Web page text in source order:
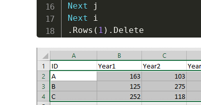
Next
Next
. Rows ( 1 ) .
Application
ScreenUpdating
Sub